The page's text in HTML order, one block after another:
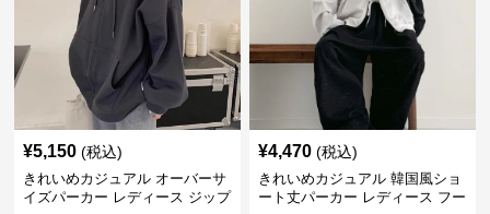
¥5,150 (税込)
きれいめカジュアル オーバーサ
イズパーカー レディース ジップ
¥4,470 (税込)
きれいめカジュアル 韓国風ショ
ート丈パーカー レディース フー